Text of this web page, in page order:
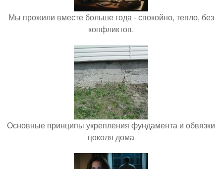
Мы прожили вместе больше года - спокойно, тепло, без
конфликтов.
Основные принципы укрепления фундамента и обвязки
цоколя дома